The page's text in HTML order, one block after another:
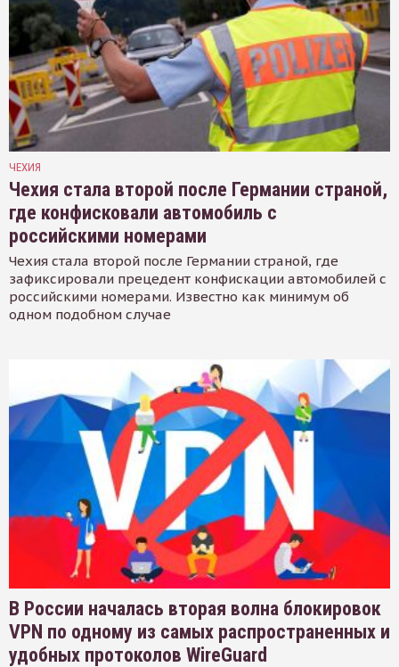
ЧЕХИЯ
Чехия стала второй после Германии страной,
где конфисковали автомобиль с
российскими номерами
Чехия стала второй после Германии страной, где
зафиксировали прецедент конфискации автомобилей с
российскими номерами. Известно как минимум об
одном подобном случае
В России началась вторая волна блокировок
VPN по одному из самых распространенных и
удобных протоколов WireGuard